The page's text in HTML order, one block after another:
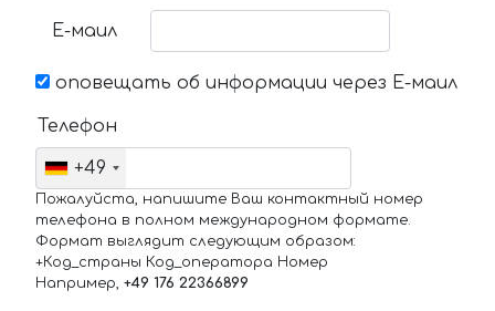
Е-маил
оповещать об информации через Е-маил
Телефон
+49
Пожалуйста, напишите Ваш контактный номер
телефона в полном международном формате.
Формат выглядит следующим образом:
+Код_страны Код_оператора Номер
Например, +49 176 22366899